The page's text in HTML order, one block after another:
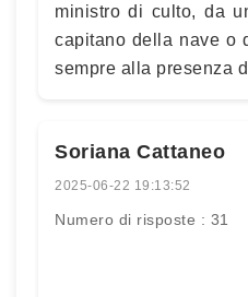
ministro di culto, da
capitano della nave o
sempre alla presenza
Soriana Cattaneo
2025-06-22 19:13:52
Numero di risposte : 31